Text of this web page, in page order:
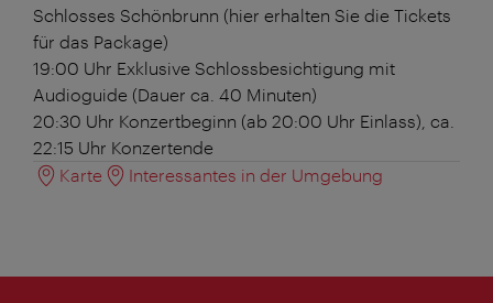
Schlosses Schönbrunn (hier erhalten Sie die Tickets
für das Package)
19:00 Uhr Exklusive Schlossbesichtigung mit
Audioguide (Dauer ca. 40 Minuten)
20:30 Uhr Konzertbeginn (ab 20:00 Uhr Einlass), ca.
22:15 Uhr Konzertende
Karte
Interessantes in der Umgebung